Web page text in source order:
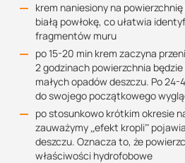
krem naniesiony na
białą powłokę, co ułatwia
fragmentów muru
po 15-20 min krem zaczyna
2 godzinach powierzchnia
małych opadów deszczu. Po
do swojego początkowego
po stosunkowo krótkim okresie
zauważymy „efekt kropli”
deszczu. Oznacza to, że
właściwości hydrofobowe